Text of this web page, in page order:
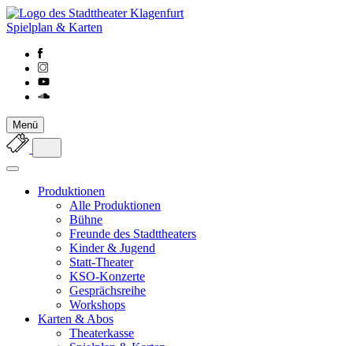
Spielplan & Karten
Menü
Produktionen
Alle Produktionen
Bühne
Freunde des Stadttheaters
Kinder & Jugend
Statt-Theater
KSO-Konzerte
Gesprächsreihe
Workshops
Karten & Abos
Theaterkasse